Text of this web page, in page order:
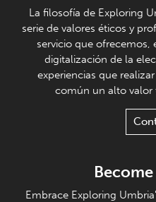
La filosofía de Exploring
serie de valores éticos y
servicio que ofrecemos,
digitalización de la
experiencias que
común un alto valor
Embrace Exploring